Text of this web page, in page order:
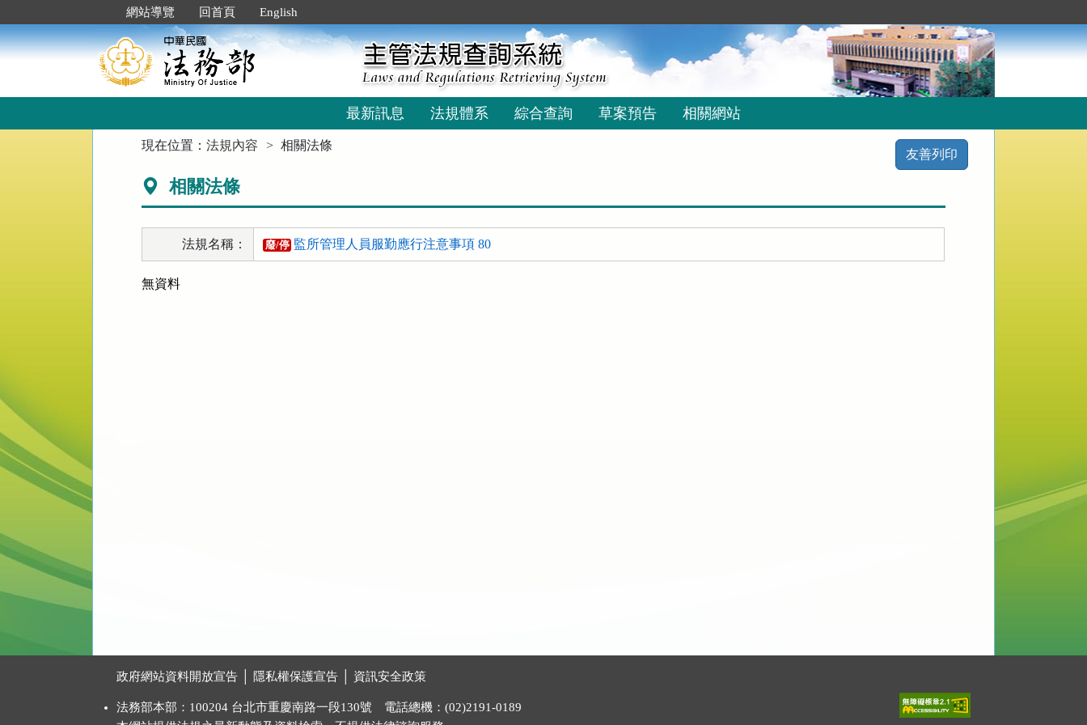
到
主
要
網站導覽 回首頁 English
最新訊息 法規體系 綜合查詢 草案預告 相關網站
現在位置：法規內容 相關法條
友善列印
相關法條
法規名稱： 廢/停 監所管理人員服勤應行注意事項 80
無資料
政府網站資料開放宣告 隱私權保護宣告 資訊安全政策
法務部本部：100204 台北市重慶南路一段130號 電話總機：(02)2191-0189